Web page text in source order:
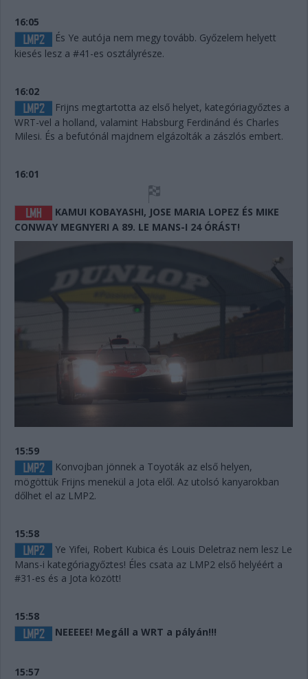
16:05
És Ye autója nem megy tovább. Győzelem helyett
kiesés lesz a #41-es osztályrésze.
16:02
Frijns megtartotta az első helyet, kategóriagyőztes a
WRT-vel a holland, valamint Habsburg Ferdinánd és Charles
Milesi. És a befutónál majdnem elgázolták a zászlós embert.
16:01
KAMUI KOBAYASHI, JOSE MARIA LOPEZ ÉS MIKE
CONWAY MEGNYERI A 89. LE MANS-I 24 ÓRÁST!
15:59
Konvojban jönnek a Toyoták az első helyen,
mögöttük Frijns menekül a Jota elől. Az utolsó kanyarokban
dőlhet el az LMP2.
15:58
Ye Yifei, Robert Kubica és Louis Deletraz nem lesz Le
Mans-i kategóriagyőztes! Éles csata az LMP2 első helyéért a
#31-es és a Jota között!
15:58
NEEEEE! Megáll a WRT a pályán!!!
15:57